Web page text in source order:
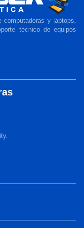
y laptops,
técnico de equipos